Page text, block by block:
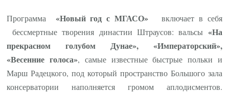
Программа «Новый год с МГАСО»включает в себя
бессмертные творения династии Штраусов: вальсы «На
прекрасном голубом Дунае», «Императорский»,
«Весенние голоса», самые известные быстрые польки и
Марш Радецкого, под который пространство Большого зала
консерватории наполняется громом аплодисментов.